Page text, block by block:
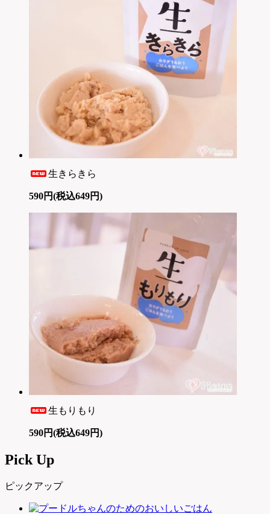
生きらきら
590円(税込649円)
生もりもり
590円(税込649円)
Pick Up
ピックアップ